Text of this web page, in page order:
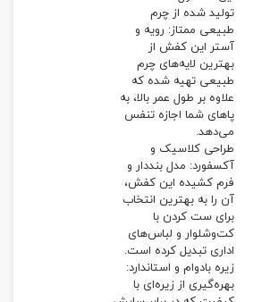
تولید شده از چرم
طبیعی ممتاز: رویه و
آستر این کفش از
بهترین لایه‌های چرم
طبیعی تهیه شده که
علاوه بر طول عمر بالا، به
پاهای شما اجازه تنفس
می‌دهد.
طراحی کلاسیک و
آکسفورد: مدل بنددار و
فرم کشیده این کفش،
آن را به بهترین انتخاب
برای ست کردن با
کت‌وشلوار و لباس‌های
اداری تبدیل کرده است.
زیره بادوام و استاندارد:
بهره‌گیری از زیره‌ای با